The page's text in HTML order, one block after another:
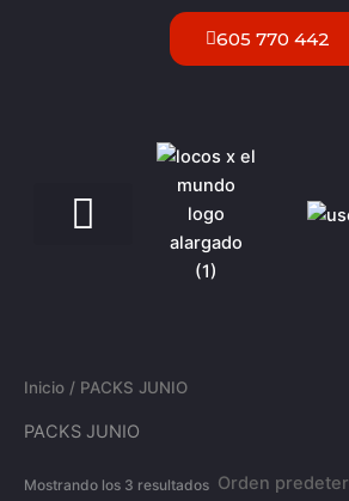
605 770 442
Inicio / PACKS JUNIO
PACKS JUNIO
Mostrando los 3 resultados